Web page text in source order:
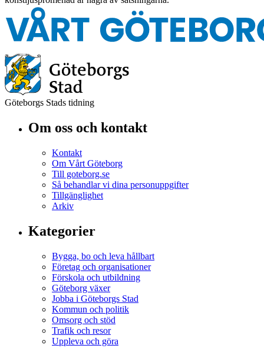
Göteborgs Stads tidning
Om oss och kontakt
Kontakt
Om Vårt Göteborg
Till goteborg.se
Så behandlar vi dina personuppgifter
Tillgänglighet
Arkiv
Kategorier
Bygga, bo och leva hållbart
Företag och organisationer
Förskola och utbildning
Göteborg växer
Jobba i Göteborgs Stad
Kommun och politik
Omsorg och stöd
Trafik och resor
Uppleva och göra